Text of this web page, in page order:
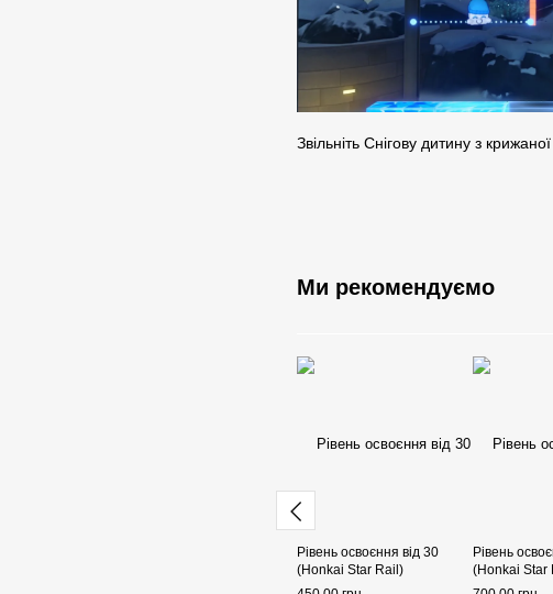
Звільніть Снігову дитину з
Ми рекомендуємо
Рівень освоєння від 30
(Honkai Star Rail)
Рівень
(Honkai Star